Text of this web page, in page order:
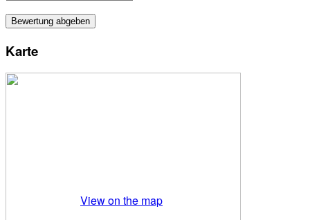
Karte
View on the map